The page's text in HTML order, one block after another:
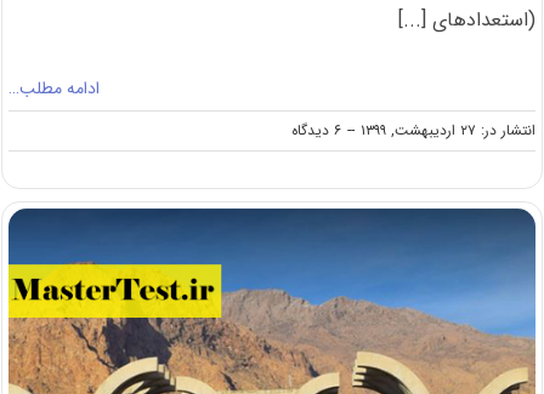
(استعدادهای [...]
ادامه مطلب…
انتشار در: ۲۷ اردیبهشت, ۱۳۹۹ -- ۶ دیدگاه
on
انتشار
ارشد
گلستان
در
سال
۹۹